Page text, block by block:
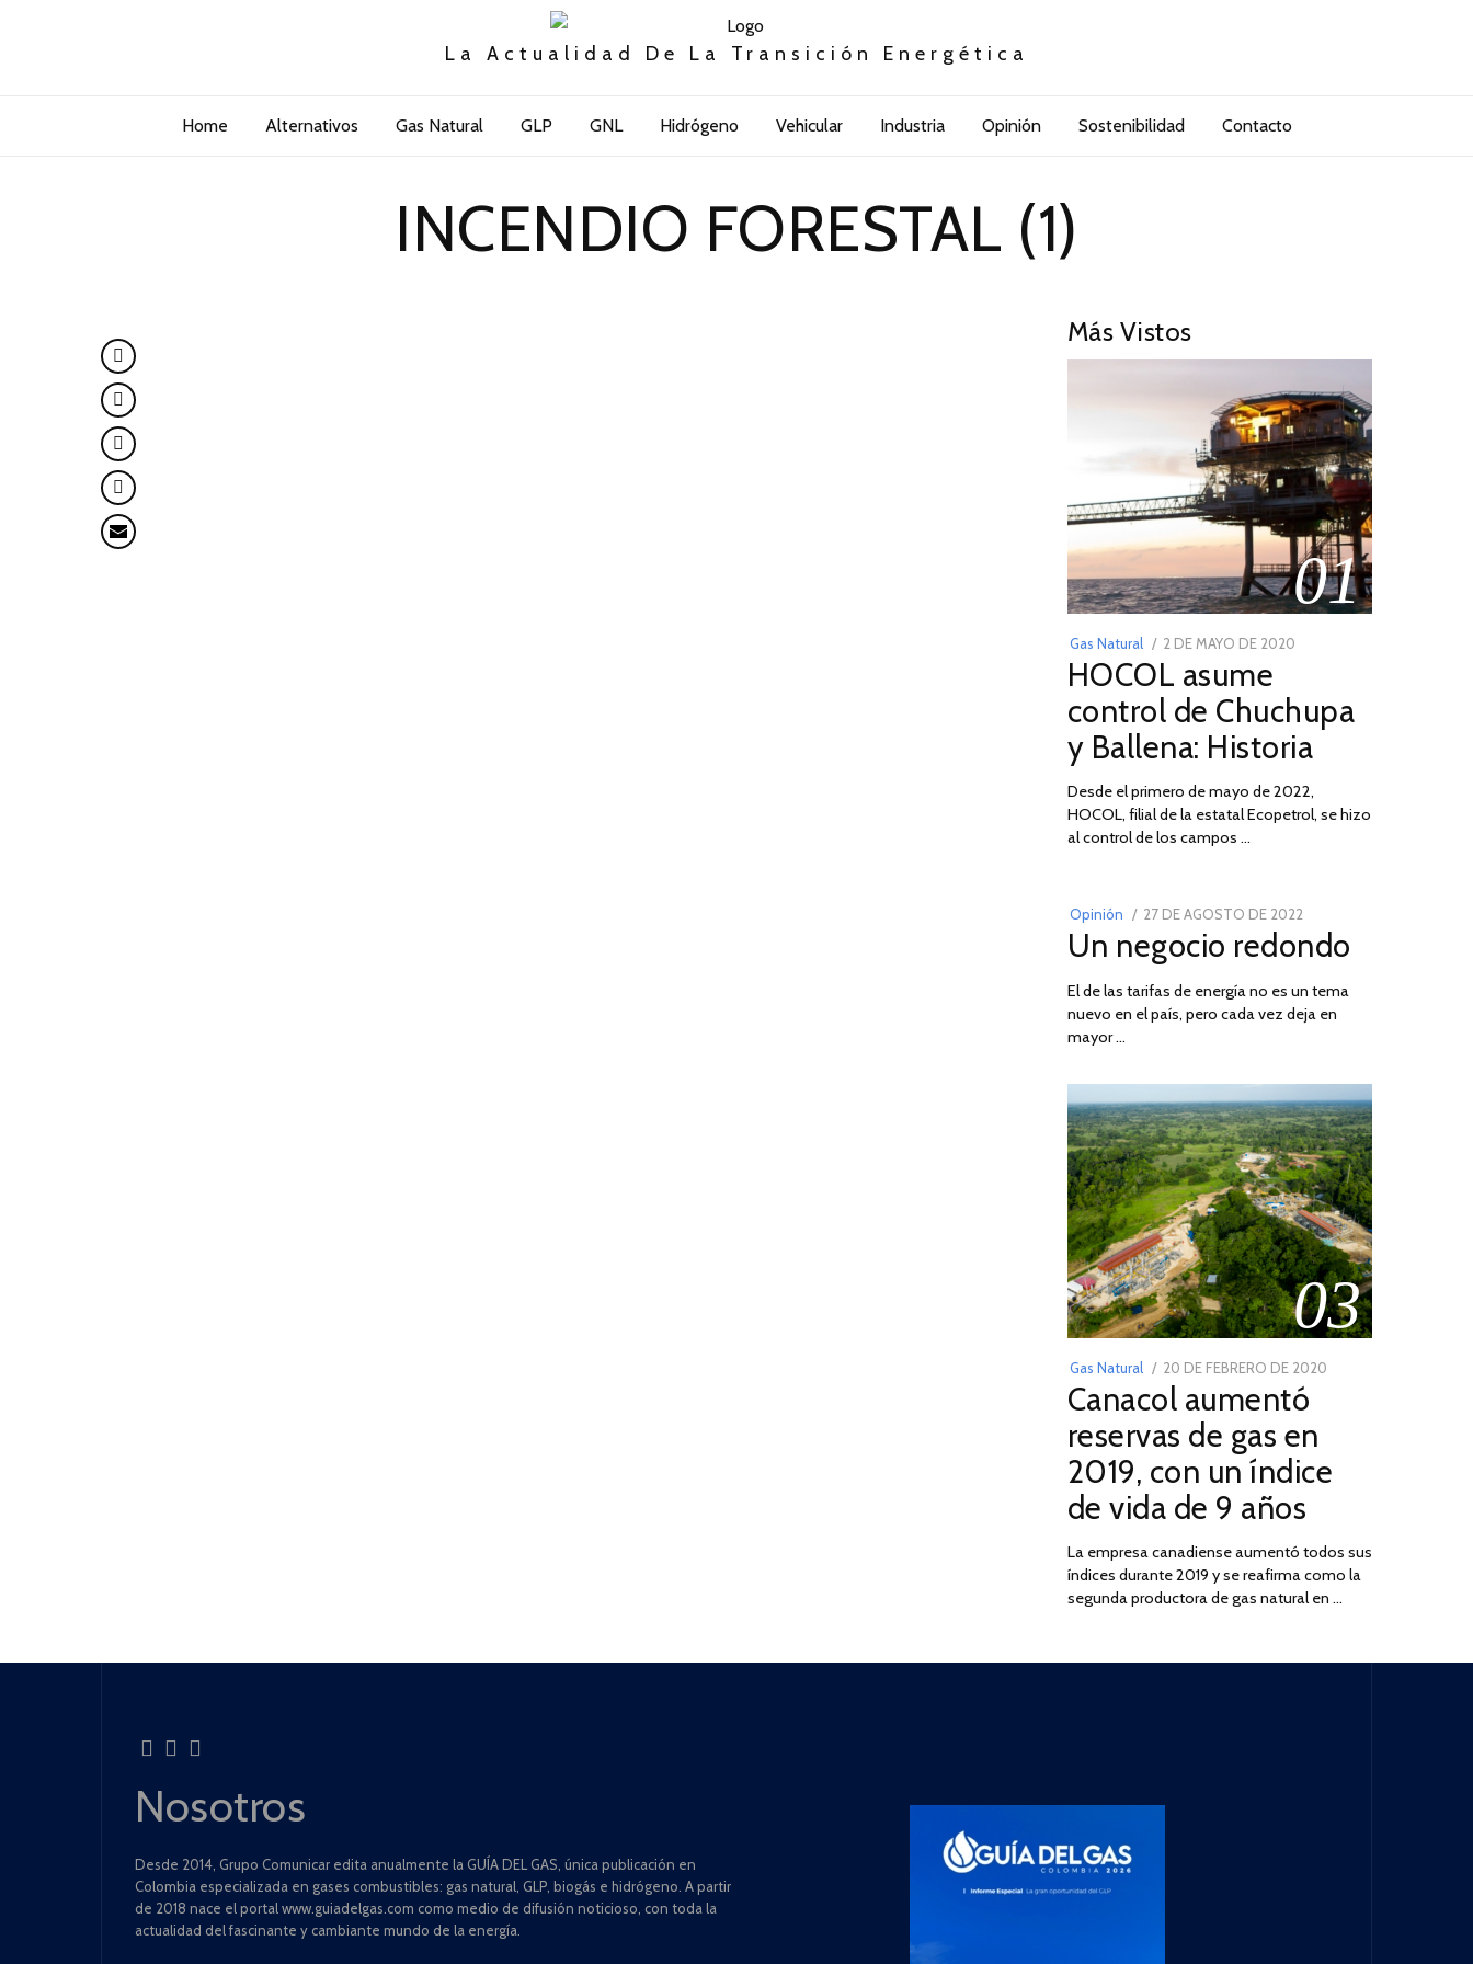
La Actualidad De La Transición Energética
Home Alternativos Gas Natural GLP GNL Hidrógeno Vehicular Industria Opinión Sostenibilidad Contacto
INCENDIO FORESTAL (1)
Más Vistos
01
Gas Natural
POSTED
ON
2 DE MAYO DE 2020
DE
2026
HOCOL asume
control de Chuchupa
y Ballena: Historia
Desde el primero de mayo de 2022,
HOCOL, filial de la estatal Ecopetrol, se hizo
al control de los campos …
Opinión
POSTED
ON
27 DE AGOSTO DE 202230
DE
DE
2022
Un negocio redondo
El de las tarifas de energía no es un tema
nuevo en el país, pero cada vez deja en
mayor …
03
Gas Natural
POSTED
ON
20 DE FEBRERO DE 2020
2025
Canacol aumentó
reservas de gas en
2019, con un índice
de vida de 9 años
La empresa canadiense aumentó todos sus
índices durante 2019 y se reafirma como la
segunda productora de gas natural en …
Nosotros
Desde 2014, Grupo Comunicar edita anualmente la GUÍA DEL GAS, única publicación en
Colombia especializada en gases combustibles: gas natural, GLP, biogás e hidrógeno. A partir
de 2018 nace el portal www.guiadelgas.com como medio de difusión noticioso, con toda la
actualidad del fascinante y cambiante mundo de la energía.